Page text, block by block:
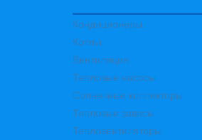
Кондиционеры
Котлы
Вентиляция
Тепловые насосы
Солнечные коллекторы
Тепловые завесы
Тепловентиляторы